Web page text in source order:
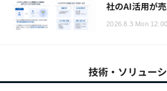
社のAI活用が
2026.8.3 Mon 12:00
技術・ソリュー